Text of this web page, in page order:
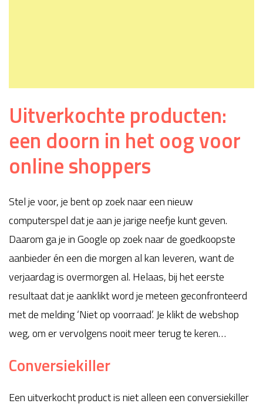
Uitverkochte producten:
een doorn in het oog voor
online shoppers
Stel je voor, je bent op zoek naar een nieuw
computerspel dat je aan je jarige neefje kunt geven.
Daarom ga je in Google op zoek naar de goedkoopste
aanbieder én een die morgen al kan leveren, want de
verjaardag is overmorgen al. Helaas, bij het eerste
resultaat dat je aanklikt word je meteen geconfronteerd
met de melding ‘Niet op voorraad’. Je klikt de webshop
weg, om er vervolgens nooit meer terug te keren…
Conversiekiller
Een uitverkocht product is niet alleen een conversiekiller